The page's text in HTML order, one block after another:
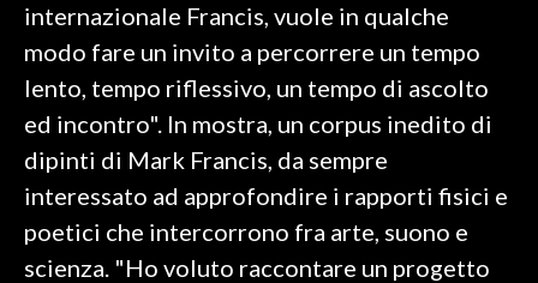
3 MINUTI CON
INSULARITÀ
INFO AZIENDE
ABBONATI
internazionale Francis, vuole in qualche
modo fare un invito a percorrere un tempo
lento, tempo riflessivo, un tempo di ascolto
ed incontro". In mostra, un corpus inedito di
dipinti di Mark Francis, da sempre
interessato ad approfondire i rapporti fisici e
poetici che intercorrono fra arte, suono e
scienza. "Ho voluto raccontare un progetto